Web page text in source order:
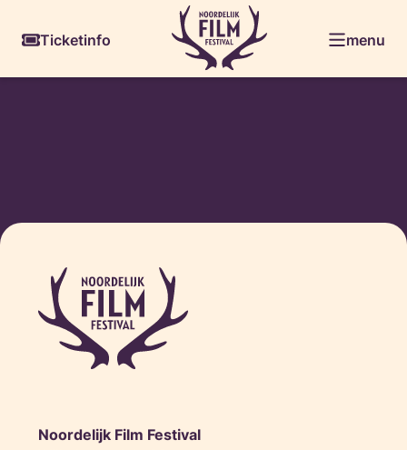
Ticketinfo
menu
Noordelijk Film Festival